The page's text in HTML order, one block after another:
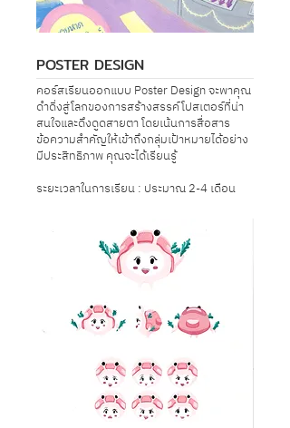
POSTER DESIGN
คอร์สเรียนออกแบบ Poster Design จะพาคุณ
ดำดิ่งสู่โลกของการสร้างสรรค์โปสเตอร์ที่น่า
สนใจและดึงดูดสายตา โดยเน้นการสื่อสาร
ข้อความสำคัญให้เข้าถึงกลุ่มเป้าหมายได้อย่าง
มีประสิทธิภาพ คุณจะได้เรียนรู้
ระยะเวลาในการเรียน : ประมาณ 2-4 เดือน